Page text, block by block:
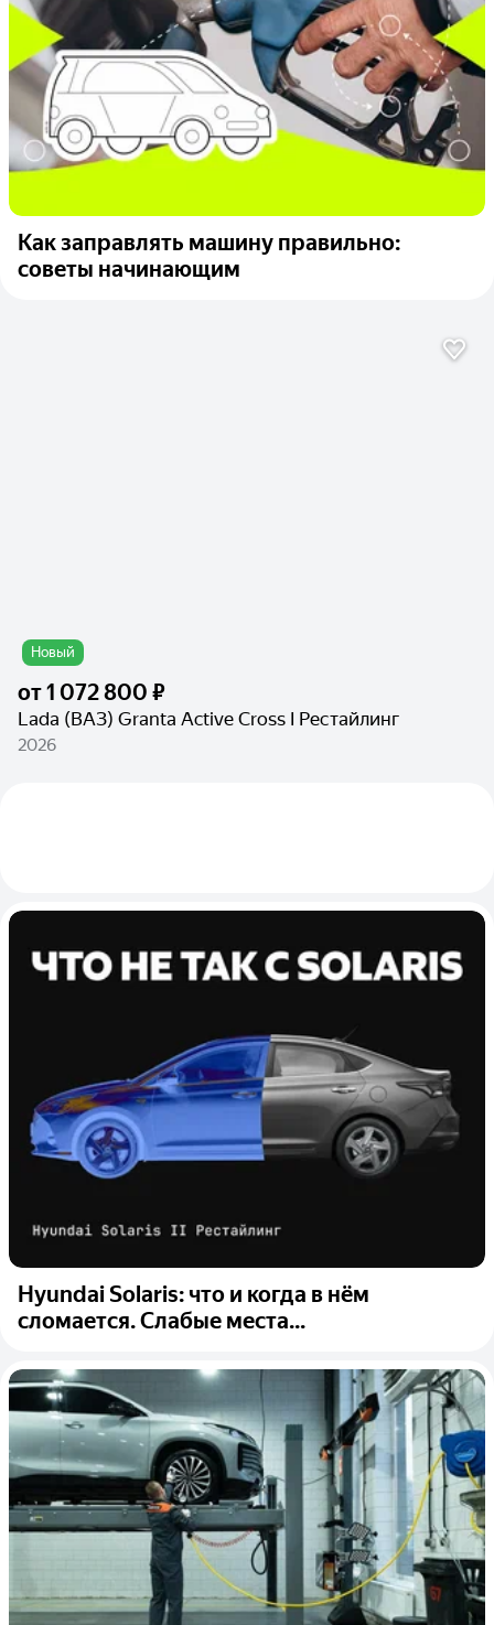
Как заправлять машину правильно:
советы начинающим
Новый
от1 072 800 ₽
Lada (ВАЗ) Granta Active Cross I Рестайлинг
2026
Hyundai Solaris: что и когда в нём
сломается. Слабые места...